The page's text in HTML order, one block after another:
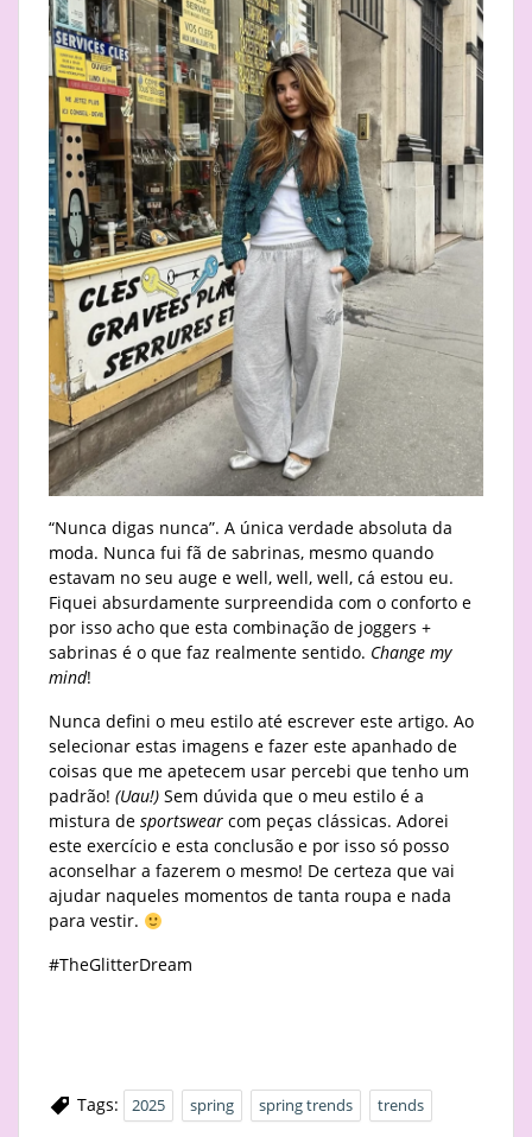
“Nunca digas nunca”. A única verdade absoluta da
moda. Nunca fui fã de sabrinas, mesmo quando
estavam no seu auge e well, well, well, cá estou eu.
Fiquei absurdamente surpreendida com o conforto e
por isso acho que esta combinação de joggers +
sabrinas é o que faz realmente sentido. Change my
mind!
Nunca defini o meu estilo até escrever este artigo. Ao
selecionar estas imagens e fazer este apanhado de
coisas que me apetecem usar percebi que tenho um
padrão! (Uau!) Sem dúvida que o meu estilo é a
mistura de sportswear com peças clássicas. Adorei
este exercício e esta conclusão e por isso só posso
aconselhar a fazerem o mesmo! De certeza que vai
ajudar naqueles momentos de tanta roupa e nada
para vestir.
#TheGlitterDream
Tags: 2025 spring spring trends trends